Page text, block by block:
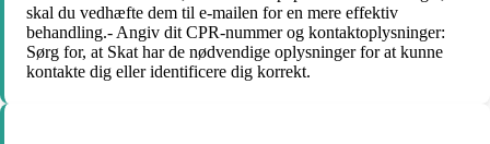
skal du vedhæfte dem til e-mailen for en mere effektiv
behandling.- Angiv dit CPR-nummer og kontaktoplysninger:
Sørg for, at Skat har de nødvendige oplysninger for at kunne
kontakte dig eller identificere dig korrekt.